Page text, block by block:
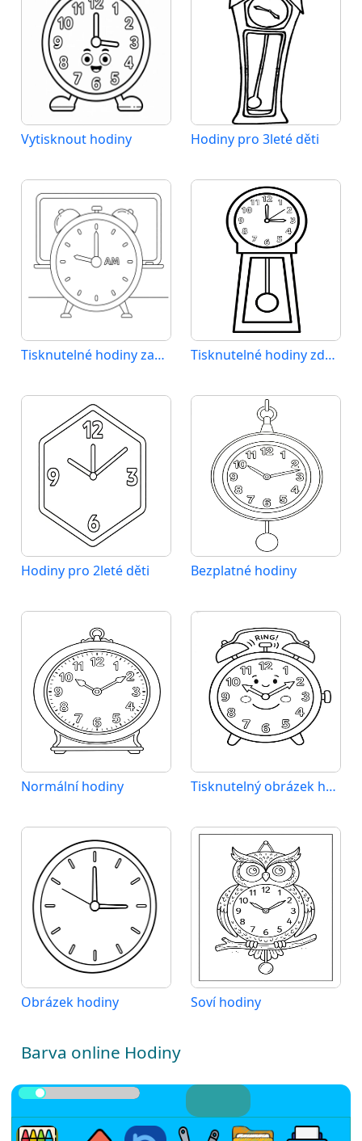
Vytisknout hodiny Hodiny pro 3leté děti
Tisknutelné hodiny zadarmo Tisknutelné hodiny zdarma
Hodiny pro 2leté děti Bezplatné hodiny
Normální hodiny Tisknutelný obrázek hodiny
Obrázek hodiny Soví hodiny
Barva online Hodiny